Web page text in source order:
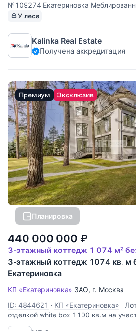
№109274 Екатериновка
коттеджном поселке Екатериновка.
предусмотрены: 5 спален, 9 ванных
больших гардеробных, 20-метровый
У леса
Kalinka Real Estate
Получена аккредитация
Премиум Эксклюзив
Планировка
440 000 000 ₽
3-этажный коттедж 1 074 м²
3-этажный коттедж 1074 кв. м
Екатериновка
КП «Екатериновка» ЗАО, г. Москва
ID: 4844621 · КП «Екатериновка» ·
отделкой white box 1100 кв.м на
спален: 7. Кол-во с/у: 10. Поселок